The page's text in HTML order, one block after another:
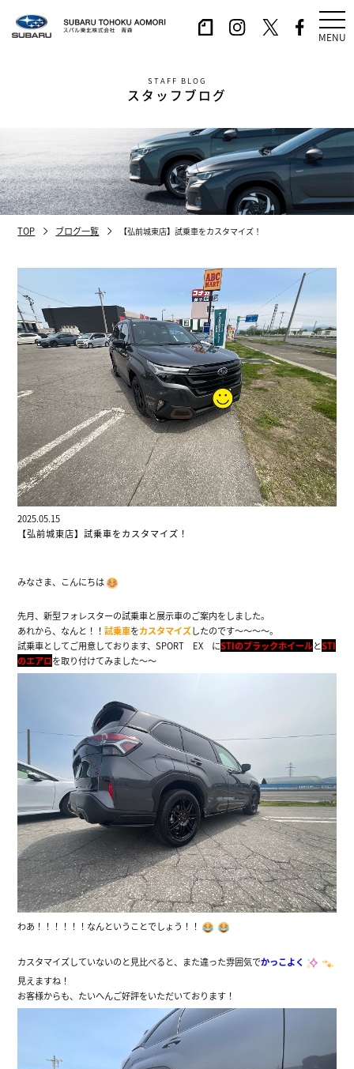
MENU
STAFF BLOG
スタッフブログ
TOP ブログ一覧 【弘前城東店】試乗車をカスタマイズ！
2025.05.15
【弘前城東店】試乗車をカスタマイズ！
みなさま、こんにちは
先月、新型フォレスターの試乗車と展示車のご案内をしました。
あれから、なんと！！試乗車をカスタマイズしたのです～～～～。
試乗車としてご用意しております、SPORT EX にSTIのブラックホイールとSTI
のエアロを取り付けてみました～～
わあ！！！！！！なんということでしょう！！
カスタマイズしていないのと見比べると、また違った雰囲気でかっこよく
見えますね！
お客様からも、たいへんご好評をいただいております！